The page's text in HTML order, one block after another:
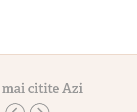
mai citite Azi